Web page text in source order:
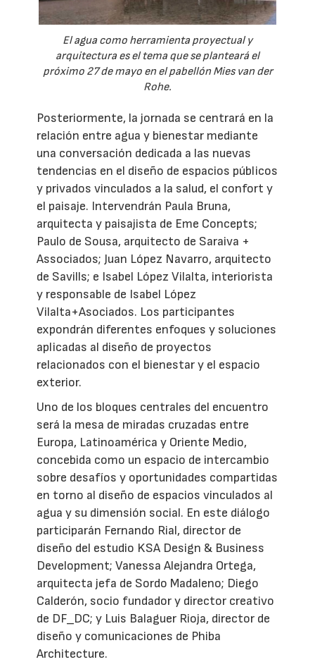
El agua como herramienta proyectual y
arquitectura es el tema que se planteará el
próximo 27 de mayo en el pabellón Mies van der
Rohe.
Posteriormente, la jornada se centrará en la
relación entre agua y bienestar mediante
una conversación dedicada a las nuevas
tendencias en el diseño de espacios públicos
y privados vinculados a la salud, el confort y
el paisaje. Intervendrán Paula Bruna,
arquitecta y paisajista de Eme Concepts;
Paulo de Sousa, arquitecto de Saraiva +
Associados; Juan López Navarro, arquitecto
de Savills; e Isabel López Vilalta, interiorista
y responsable de Isabel López
Vilalta+Asociados. Los participantes
expondrán diferentes enfoques y soluciones
aplicadas al diseño de proyectos
relacionados con el bienestar y el espacio
exterior.
Uno de los bloques centrales del encuentro
será la mesa de miradas cruzadas entre
Europa, Latinoamérica y Oriente Medio,
concebida como un espacio de intercambio
sobre desafíos y oportunidades compartidas
en torno al diseño de espacios vinculados al
agua y su dimensión social. En este diálogo
participarán Fernando Rial, director de
diseño del estudio KSA Design & Business
Development; Vanessa Alejandra Ortega,
arquitecta jefa de Sordo Madaleno; Diego
Calderón, socio fundador y director creativo
de DF_DC; y Luis Balaguer Rioja, director de
diseño y comunicaciones de Phiba
Architecture.